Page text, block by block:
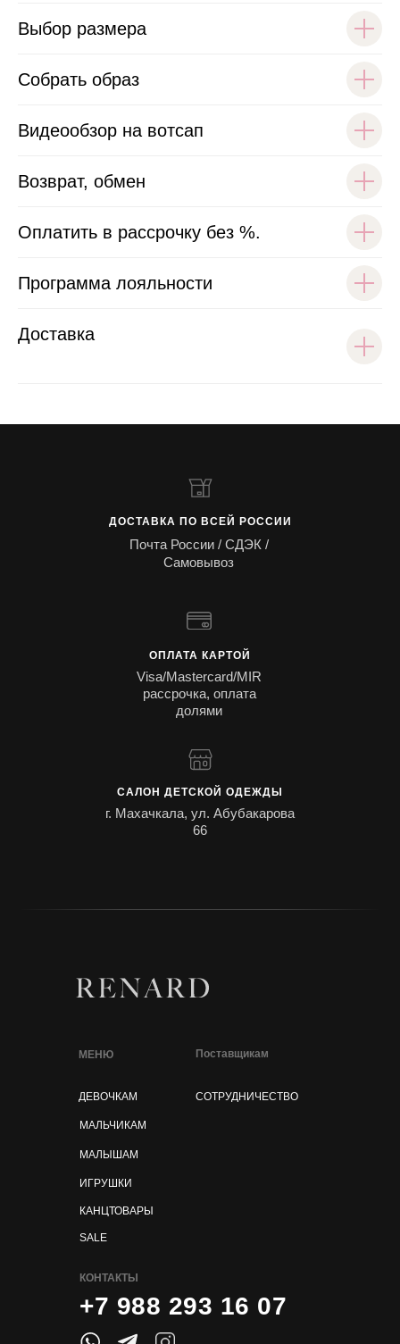
Выбор размера
Собрать образ
Видеообзор на вотсап
Возврат, обмен
Оплатить в рассрочку без %.
Программа лояльности
Доставка
ОПЛАТА КАРТОЙ
Visa/Mastercard/MIR
рассрочка, оплата
долями
ДОСТАВКА ПО ВСЕЙ РОССИИ
Почта России / СДЭК /
Самовывоз
САЛОН ДЕТСКОЙ ОДЕЖДЫ
г. Махачкала, ул. Абубакарова
66
МЕНЮ
ДЕВОЧКАМ
МАЛЬЧИКАМ
МАЛЫШАМ
ИГРУШКИ
КАНЦТОВАРЫ
КОНТАКТЫ
+7 988 293 16 07
Поставщикам
СОТРУДНИЧЕСТВО
SALE